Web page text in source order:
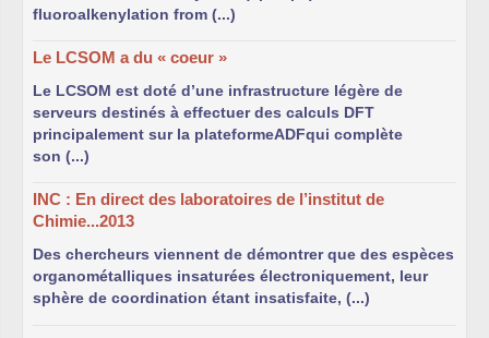
de Strasbourg.
Adresse Postale :
LCSOM, Institut de Chimie de Strasbourg (UMR 7177)
4, rue Blaise Pascal
F-67070 Strasbourg Cedex
fluoroalkenylation from (...)
Le LCSOM a du « coeur »
Le LCSOM est doté d’une infrastructure légère de
serveurs destinés à effectuer des calculs DFT
principalement sur la plateformeADFqui complète
son (...)
INC : En direct des laboratoires de l’institut de
Chimie...2013
Des chercheurs viennent de démontrer que des espèces
organométalliques insaturées électroniquement, leur
sphère de coordination étant insatisfaite, (...)